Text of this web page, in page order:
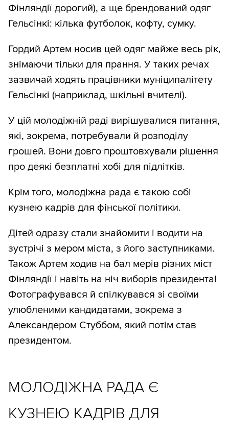
Фінляндії дорогий), а ще брендований одяг
Гельсінкі: кілька футболок, кофту, сумку.
Гордий Артем носив цей одяг майже весь рік,
знімаючи тільки для прання. У таких речах
зазвичай ходять працівники муніципалітету
Гельсінкі (наприклад, шкільні вчителі).
У цій молодіжній раді вирішувалися питання,
які, зокрема, потребували й розподілу
грошей. Вони довго проштовхували рішення
про деякі безплатні хобі для підлітків.
Крім того, молодіжна рада є такою собі
кузнею кадрів для фінської політики.
Дітей одразу стали знайомити і водити на
зустрічі з мером міста, з його заступниками.
Також Артем ходив на бал мерів різних міст
Фінляндії і навіть на ніч виборів президента!
Фотографувався й спілкувався зі своїми
улюбленими кандидатами, зокрема з
Александером Стуббом, який потім став
президентом.
МОЛОДІЖНА РАДА Є
КУЗНЕЮ КАДРІВ ДЛЯ